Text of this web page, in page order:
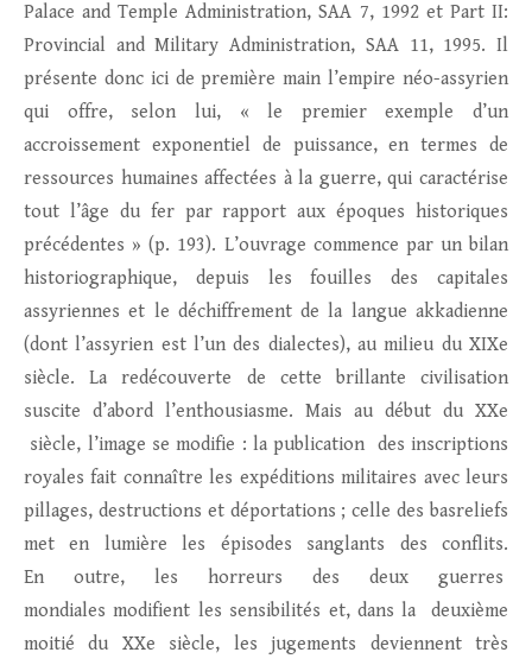
Palace and Temple Administration, SAA 7, 1992 et Part II:
Provincial and Military Administration, SAA 11, 1995. Il
présente donc ici de première main l’empire néo-assyrien
qui offre, selon lui, « le premier exemple d’un
accroissement exponentiel de puissance, en termes de
ressources humaines affectées à la guerre, qui caractérise
tout l’âge du fer par rapport aux époques historiques
précédentes » (p. 193). L’ouvrage commence par un bilan
historiographique, depuis les fouilles des capitales
assyriennes et le déchiffrement de la langue akkadienne
(dont l’assyrien est l’un des dialectes), au milieu du XIXe
siècle. La redécouverte de cette brillante civilisation
suscite d’abord l’enthousiasme. Mais au début du XXe
siècle, l’image se modifie : la publication des inscriptions
royales fait connaître les expéditions militaires avec leurs
pillages, destructions et déportations ; celle des basreliefs
met en lumière les épisodes sanglants des conflits.
En outre, les horreurs des deux guerres
mondiales modifient les sensibilités et, dans la deuxième
moitié du XXe siècle, les jugements deviennent très